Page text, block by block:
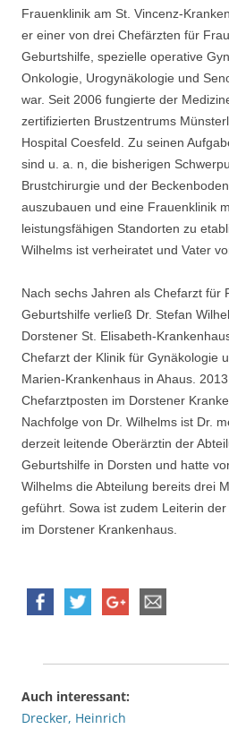
Frauenklinik am St. Vincenz-
er einer von drei Chefärzten für
Geburtshilfe, spezielle operative
Onkologie, Urogynäkologie und
war. Seit 2006 fungierte der
zertifizierten Brustzentrums
Hospital Coesfeld. Zu seinen
sind u. a. n, die bisherigen
Brustchirurgie und der
auszubauen und eine Frauenklinik
leistungsfähigen Standorten zu
Wilhelms ist verheiratet und Vater
Nach sechs Jahren als Chefarzt für
Geburtshilfe verließ Dr. Stefan
Dorstener St. Elisabeth-
Chefarzt der Klinik für Gynäkologie
Marien-Krankenhaus in Ahaus.
Chefarztposten im Dorstener
Nachfolge von Dr. Wilhelms ist Dr.
derzeit leitende Oberärztin der
Geburtshilfe in Dorsten und hatte
Wilhelms die Abteilung bereits drei
geführt. Sowa ist zudem Leiterin der
im Dorstener Krankenhaus.
Auch interessant:
Drecker, Heinrich